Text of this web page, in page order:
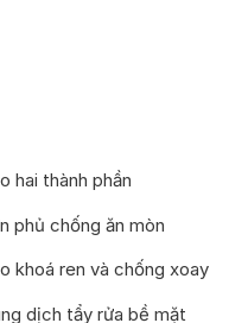
hai thành phần
phủ chống ăn mòn
khoá ren và chống xoay
dịch tẩy rửa bề mặt